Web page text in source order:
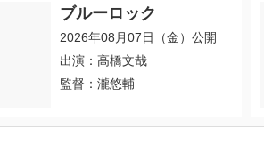
ブルーロック
2026年08月07日（金）公開
出演：高橋文哉
監督：瀧悠輔